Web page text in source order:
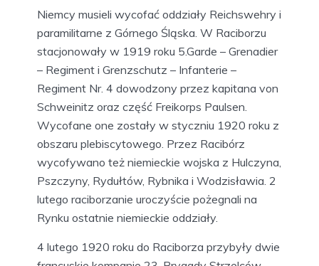
Niemcy musieli wycofać oddziały Reichswehry i
paramilitarne z Górnego Śląska. W Raciborzu
stacjonowały w 1919 roku 5.Garde – Grenadier
– Regiment i Grenzschutz – Infanterie –
Regiment Nr. 4 dowodzony przez kapitana von
Schweinitz oraz część Freikorps Paulsen.
Wycofane one zostały w styczniu 1920 roku z
obszaru plebiscytowego. Przez Racibórz
wycofywano też niemieckie wojska z Hulczyna,
Pszczyny, Rydułtów, Rybnika i Wodzisławia. 2
lutego raciborzanie uroczyście pożegnali na
Rynku ostatnie niemieckie oddziały.
4 lutego 1920 roku do Raciborza przybyły dwie